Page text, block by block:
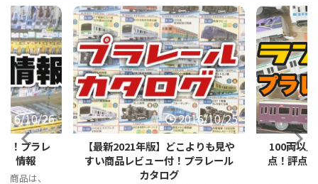
10/25
りも見や
ラレール
2016/6/28
100両以上のプラレール車両を採
点！評点ランキング（プラレール
車両編）
レール・
採点ラン